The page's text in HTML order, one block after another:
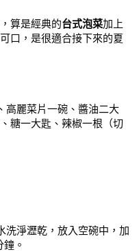
，算是經典的台式泡菜加上
口，是很適合接下來的夏
高麗菜片一碗、醬油二大
糖一大匙、辣椒一根（切
洗淨瀝乾，放入空碗中，加
。